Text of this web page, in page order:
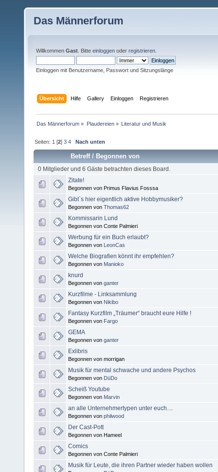
Das Männerforum
Willkommen Gast . Bitte einloggen oder registrieren
Einloggen mit Benutzername, Passwort und Sitzungslänge
Übersicht Hilfe Gallery Einloggen Registrieren
Das Männerforum » Plaudereien» Literatur und Musik
Seiten: 1 [2]3 4 Nach unten
Betreff/Begonnen von
0 Mitglieder und 6 Gäste betrachten dieses Board.
Zitate!
Begonnen von Primus Flavius Fosssa
Gibt`s hier eigentlich aktive Hobbymusiker?
Begonnen von Thomas62
Kommissarin Lund
Begonnen von Conte Palmieri
Werbung für ein Buch erlaubt?
Begonnen von LeonCas
Welche Biografien könnt ihr empfehlen?
Begonnen von Manioko
knurd
Begonnen von ganter
Kurzfilme - Linksammlung
Begonnen von Nikibo
Fantasy Kurzfilm „Träumer“ braucht eure Hilfe !
Begonnen von Fargo
GEMA
Begonnen von ganter
Exlibris
Begonnen von morrigan
Musik für mental schwache und andere Psychos
Begonnen von DüDo
Scheiß Youtube
Begonnen von Marvin
an alle Unternehmertypen unter euch....
Begonnen von philwood
Der Cast-Pott
Begonnen von Hameel
Comics
Begonnen von Conte Palmieri
Musik für Leute, die ihren Partner wieder haben wollen